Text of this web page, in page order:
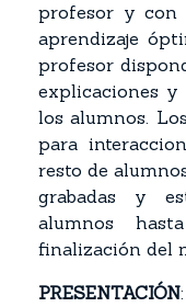
profesor y con
aprendizaje
profesor
explicaciones
los alumnos.
para
resto de
grabadas y
alumnos
finalización del
PRESENTACIÓN: